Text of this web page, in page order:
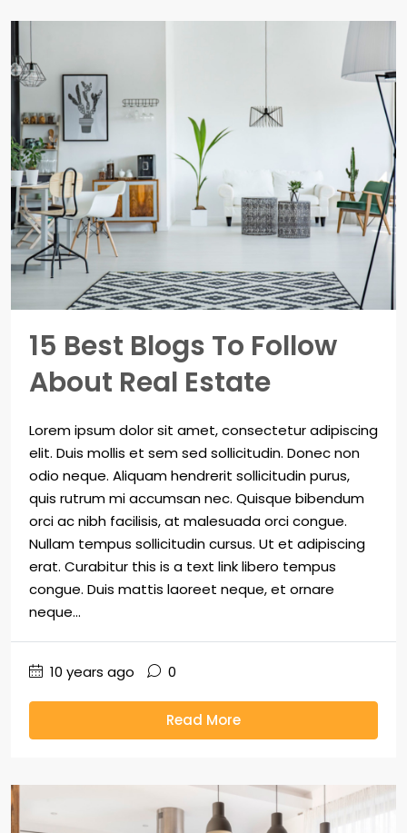
15 Best Blogs To Follow
About Real Estate
Lorem ipsum dolor sit amet, consectetur adipiscing
elit. Duis mollis et sem sed sollicitudin. Donec non
odio neque. Aliquam hendrerit sollicitudin purus,
quis rutrum mi accumsan nec. Quisque bibendum
orci ac nibh facilisis, at malesuada orci congue.
Nullam tempus sollicitudin cursus. Ut et adipiscing
erat. Curabitur this is a text link libero tempus
congue. Duis mattis laoreet neque, et ornare
neque...
10 years ago 0
Read More